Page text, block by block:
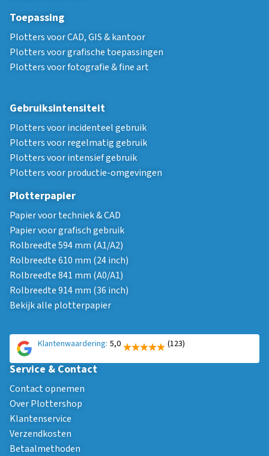
Toepassing
Plotters voor CAD, GIS & kantoor
Plotters voor grafische toepassingen
Plotters voor fotografie & fine art
Gebruiksintensiteit
Plotters voor incidenteel gebruik
Plotters voor regelmatig gebruik
Plotters voor intensief gebruik
Plotters voor productie-omgevingen
Plotterpapier
Papier voor techniek & CAD
Papier voor grafisch gebruik
Rolbreedte 594 mm (A1/A2)
Rolbreedte 610 mm (24 inch)
Rolbreedte 841 mm (A0/A1)
Rolbreedte 914 mm (36 inch)
Bekijk alle plotterpapier
Klantenwaardering: 5,0 (123)
Service & Contact
Contact opnemen
Over Plottershop
Klantenservice
Verzendkosten
Betaalmethoden